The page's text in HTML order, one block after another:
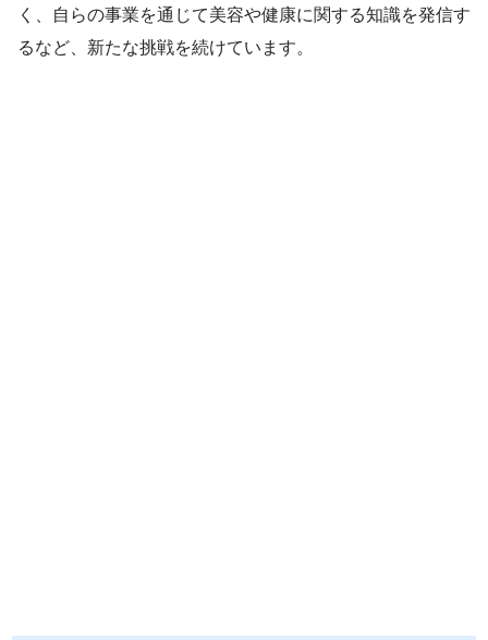
く、自らの事業を通じて美容や健康に関する知識を発信す
るなど、新たな挑戦を続けています。